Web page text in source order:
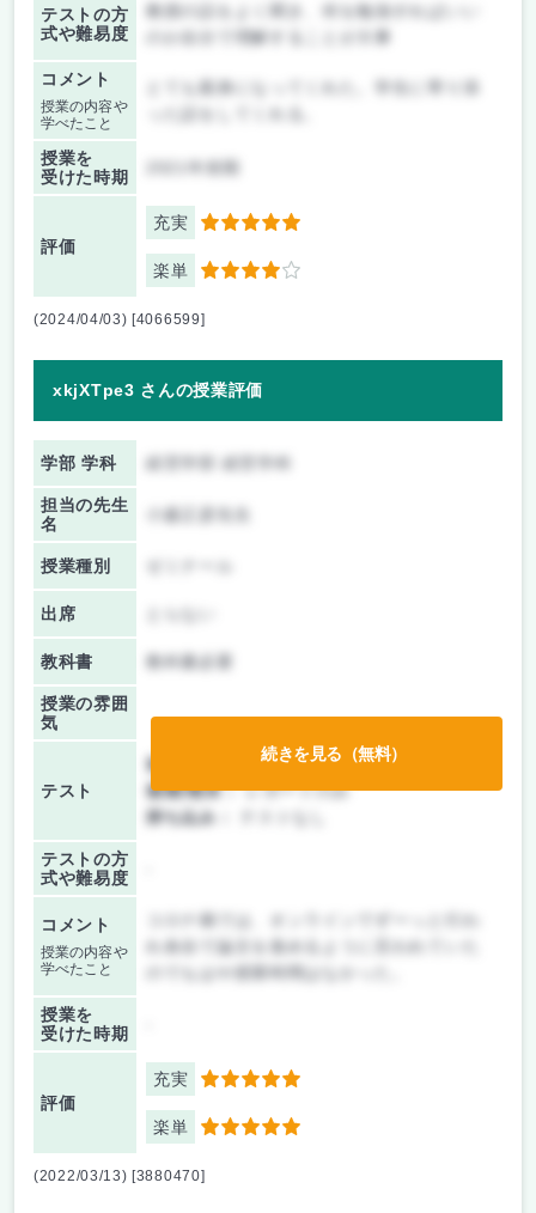
テストの方
式や難易度
教授の話をよく聞き、何を勉強すればいい
のか自分で理解することが大事
コメント
授業の内容や
学べたこと
授業を
受けた時期
評価
充実 5
楽単 4
(2024/04/03) [4066599]
xkjXTpe3 さんの授業評価
学部 学科
担当の先生
名
小森正彦先生
授業種別
出席
教科書 教科書必要
授業の雰囲
気
テスト
前期/中間：
レポートのみ
後期/期末：レポートのみ
持ち込み：
テストの方
式や難易度
コメント
授業の内容や
学べたこと
れ各自で論文を進めるように言われていた
授業を
受けた時期
評価
充実 5
楽単 5
続きを見る（無料）
(2022/03/13) [3880470]